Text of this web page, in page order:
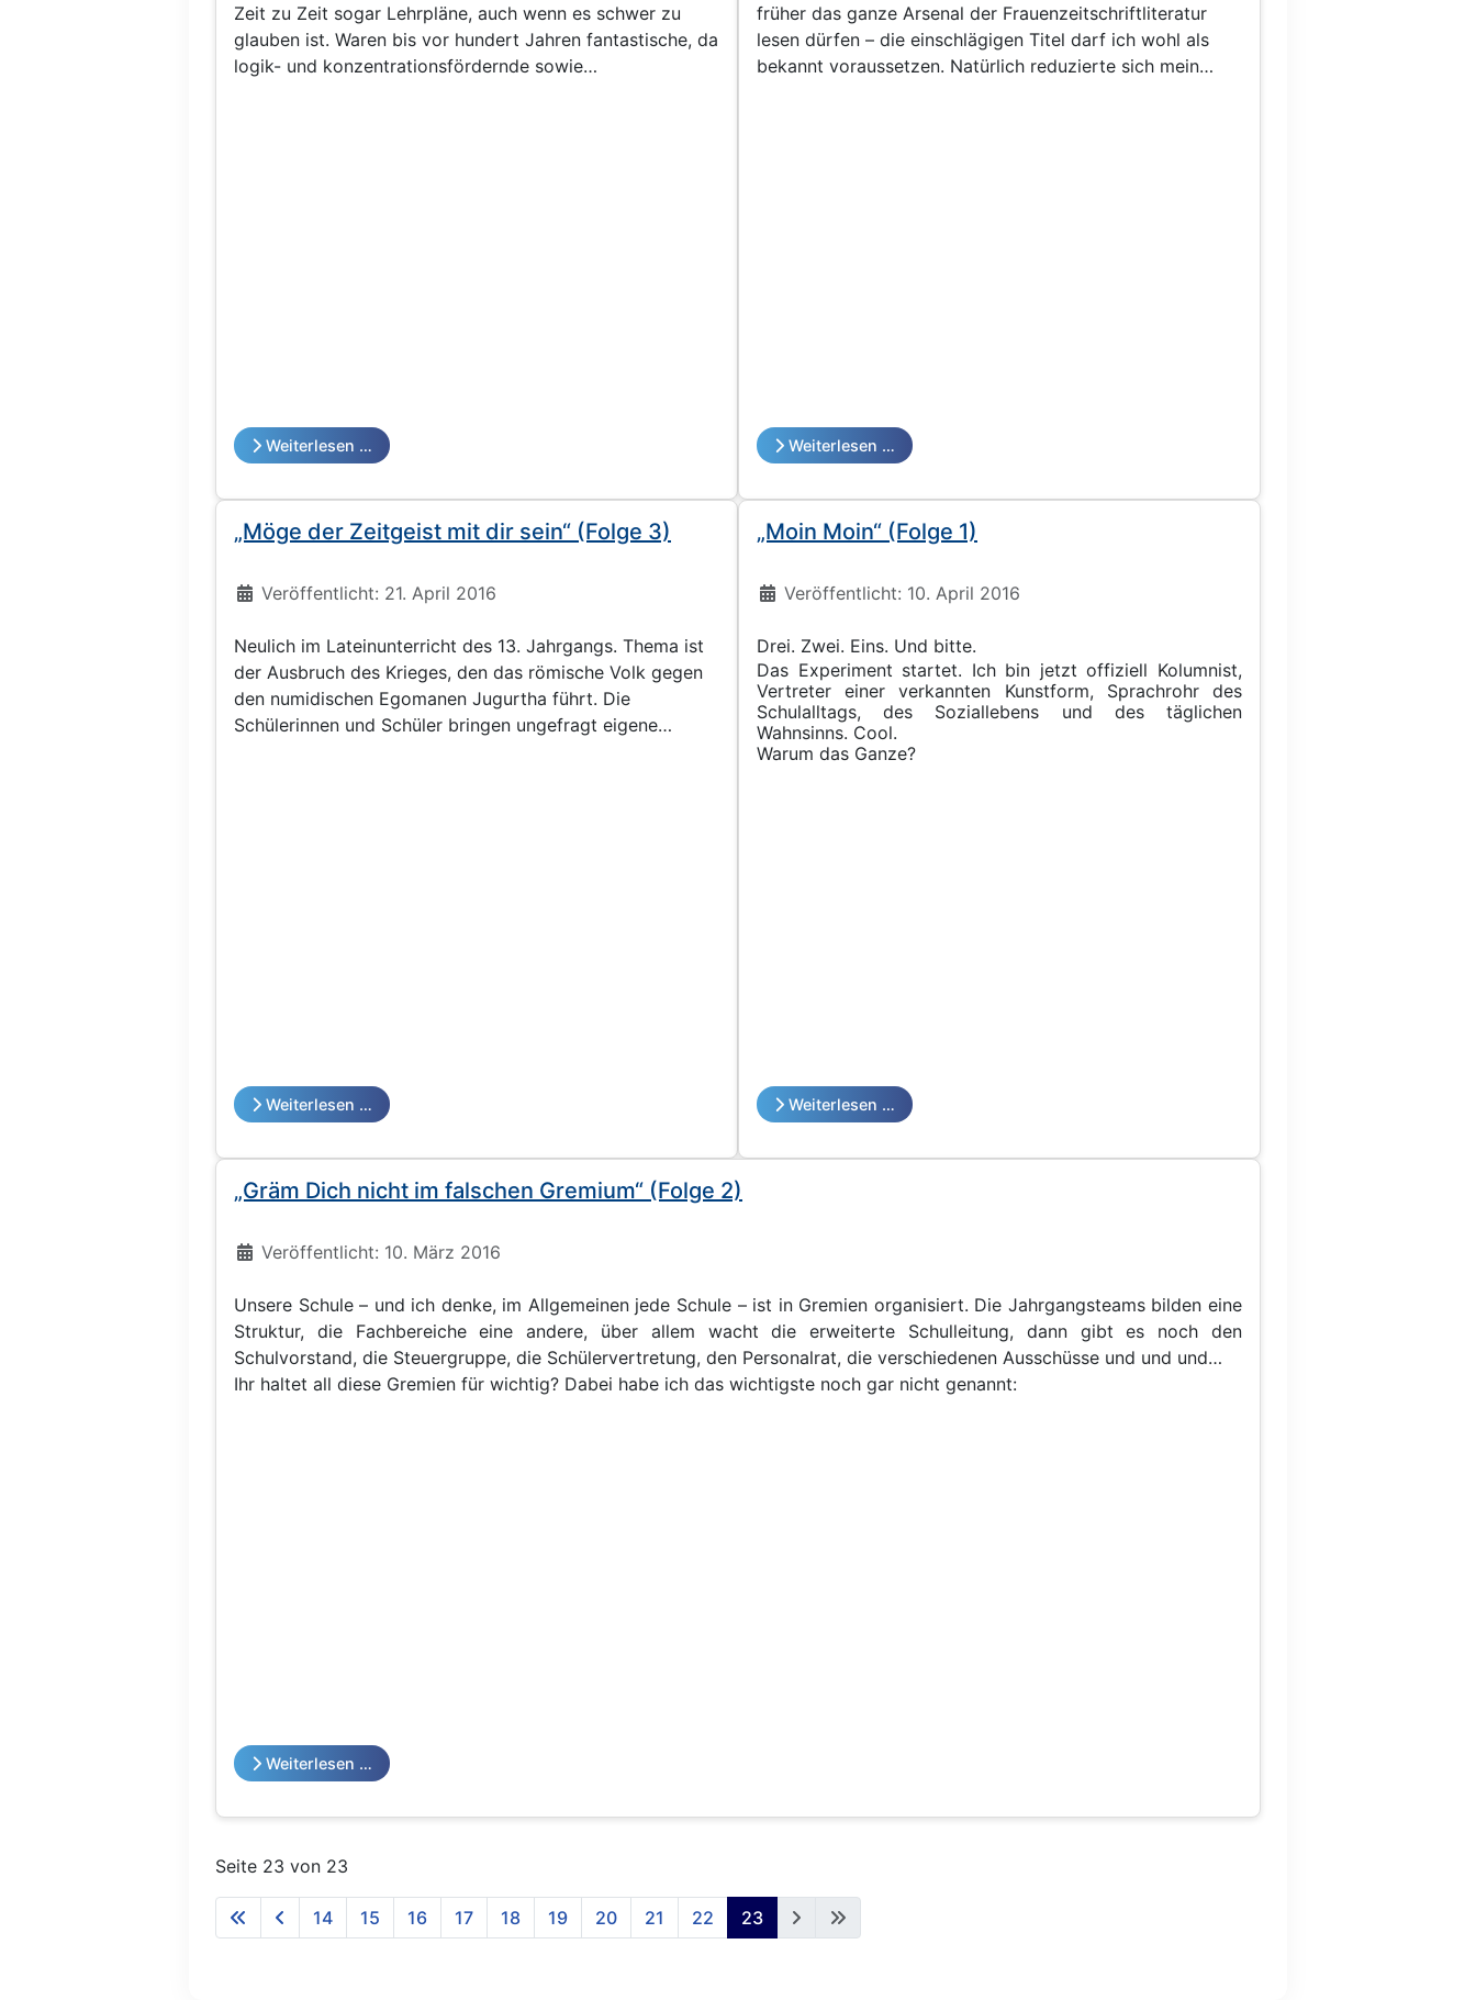
Zeit zu Zeit sogar Lehrpläne, auch wenn es schwer zu
glauben ist. Waren bis vor hundert Jahren fantastische, da
logik- und konzentrationsfördernde sowie
Weiterlesen …
früher das ganze Arsenal der Frauenzeitschriftliteratur
lesen dürfen – die einschlägigen Titel darf ich wohl als
bekannt voraussetzen. Natürlich reduzierte sich mein
Weiterlesen …
„Möge der Zeitgeist mit dir sein“ (Folge 3)
Details
Veröffentlicht: 21. April 2016
Neulich im Lateinunterricht des 13. Jahrgangs. Thema ist
der Ausbruch des Krieges, den das römische Volk gegen
den numidischen Egomanen Jugurtha führt. Die
Schülerinnen und Schüler bringen ungefragt eigene
Weiterlesen …
„Moin Moin“ (Folge 1)
Details
Veröffentlicht: 10. April 2016
Drei. Zwei. Eins. Und bitte.
Das Experiment startet. Ich bin jetzt offiziell Kolumnist,
Vertreter einer verkannten Kunstform, Sprachrohr des
Schulalltags, des Soziallebens und des täglichen
Wahnsinns. Cool.
Warum das Ganze?
Weiterlesen …
„Gräm Dich nicht im falschen Gremium“ (Folge 2)
Details
Veröffentlicht: 10. März 2016
Unsere Schule – und ich denke, im Allgemeinen jede Schule – ist in Gremien organisiert. Die Jahrgangsteams bilden eine
Struktur, die Fachbereiche eine andere, über allem wacht die erweiterte Schulleitung, dann gibt es noch den
Schulvorstand, die Steuergruppe, die Schülervertretung, den Personalrat, die verschiedenen Ausschüsse und und und…
Ihr haltet all diese Gremien für wichtig? Dabei habe ich das wichtigste noch gar nicht genannt:
Weiterlesen …
Seite 23 von 23
14 15 16 17 18 19 20 21 22 23